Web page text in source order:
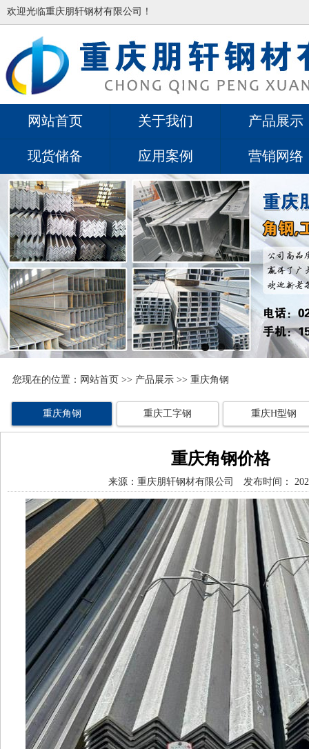
欢迎光临重庆朋轩钢材有限公司！
网站首页 关于我们 产品展示
现货储备 应用案例 营销网络
您现在的位置： 网站首页 >> 产品展示 >> 重庆角钢
重庆角钢 重庆工字钢 重庆H型钢
重庆角钢价格
来源： 重庆朋轩钢材有限公司 发布时间：